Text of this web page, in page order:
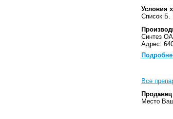
Условия
Список Б.
Синтез
Адрес:
Все
Продавец
Место